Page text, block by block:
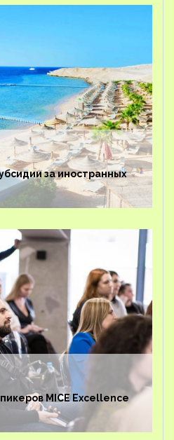
за иностранных
MICE Excellence